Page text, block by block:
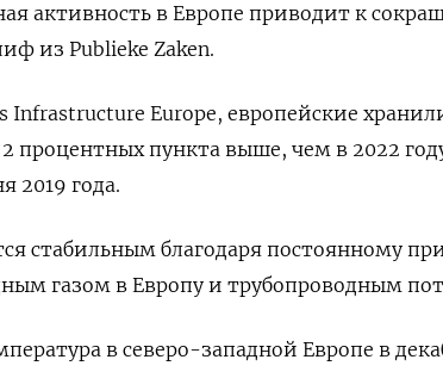
активность в Европе приводит к
из Publieke Zaken.
Infrastructure Europe, европейские
процентных пункта выше, чем в 2022
2019 года.
стабильным благодаря постоянному
газом в Европу и трубопроводным
в северо-западной Европе в